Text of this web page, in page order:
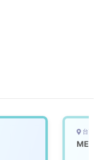
台南
MES